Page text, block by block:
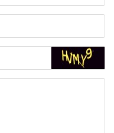
系商家或支付平台客服
己的身份证号、银行卡